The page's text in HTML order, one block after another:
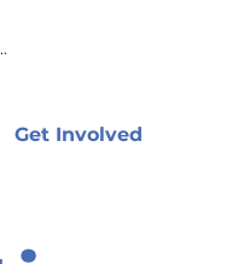
Get Involved